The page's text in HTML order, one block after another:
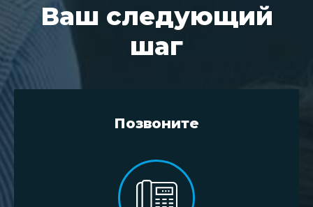
Ваш следующий
шаг
Позвоните